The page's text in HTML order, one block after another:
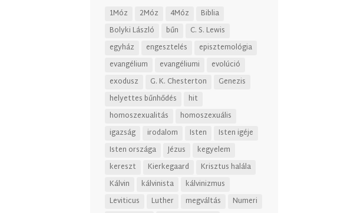
1Móz 2Móz 4Móz
Biblia
Bolyki László
bűn
C. S. Lewis
egyház
engesztelés
episztemológia
evangélium
evangéliumi
evolúció
exodusz
G. K. Chesterton
Genezis
helyettes bűnhődés
hit
homoszexualitás
homoszexuális
igazság
irodalom Isten
Isten igéje
Isten országa
Jézus
kegyelem
kereszt
Kierkegaard
Krisztus halála
Kálvin
kálvinista
kálvinizmus
Leviticus
Luther megváltás
Numeri